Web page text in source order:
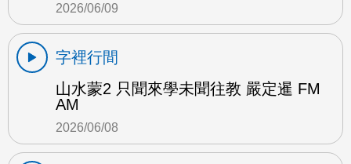
2026/06/09
字裡行間
山水蒙2 只聞來學未聞往教 嚴定暹 FM
AM
2026/06/08